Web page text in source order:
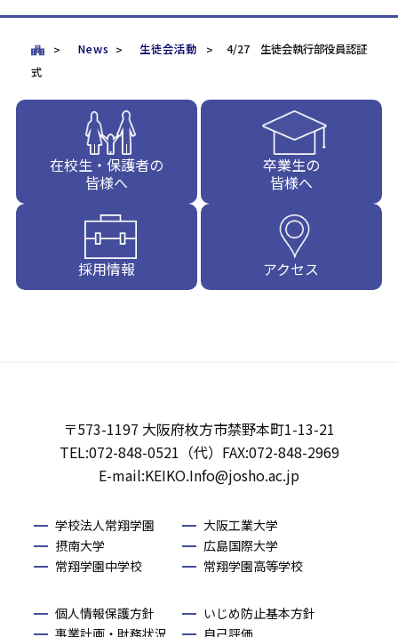
News 生徒会活動
4/27 生徒会執行部役員認証
式
在校生・保護者の
皆様へ
卒業生の
皆様へ
採用情報 アクセス
〒573-1197 大阪府枚方市禁野本町1-13-21
TEL:072-848-0521（代）FAX:072-848-2969
E-mail:KEIKO.Info@josho.ac.jp
学校法人常翔学園
大阪工業大学
摂南大学
広島国際大学
常翔学園中学校
常翔学園高等学校
個人情報保護方針
いじめ防止基本方針
事業計画・財務状況
自己評価